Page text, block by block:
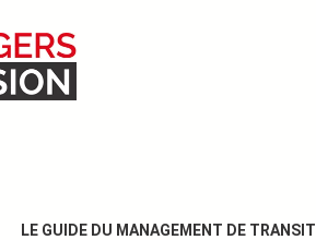
LE GUIDE DU MANAGEMENT DE